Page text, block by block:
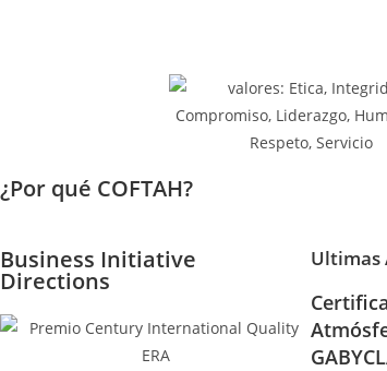
¿Por qué COFTAH?
Business Initiative
Directions
Ultimas